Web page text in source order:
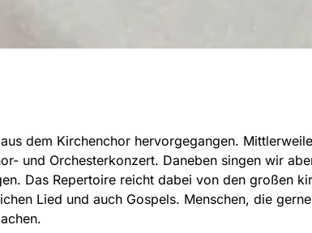
dem Kirchenchor hervorgegangen.
und Orchesterkonzert. Daneben singen wir
Das Repertoire reicht dabei von den großen
Lied und auch Gospels. Menschen, die